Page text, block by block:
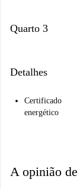
Quarto 3
Detalhes
Certificado
energético
A opinião de